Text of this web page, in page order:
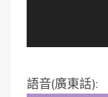
語音(廣東話):